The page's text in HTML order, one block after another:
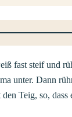
fast steif und
unter. Dann
Teig, so,